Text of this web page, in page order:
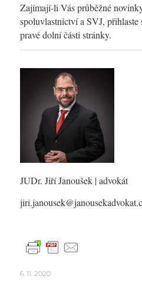
Zajímají-li Vás průběžné
spoluvlastnictví a SVJ, přihlaste
pravé dolní části stránky.
JUDr. Jiří Janoušek | advokát
6. 11. 2020